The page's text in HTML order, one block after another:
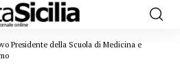
Presidente della Scuola di Medicina e